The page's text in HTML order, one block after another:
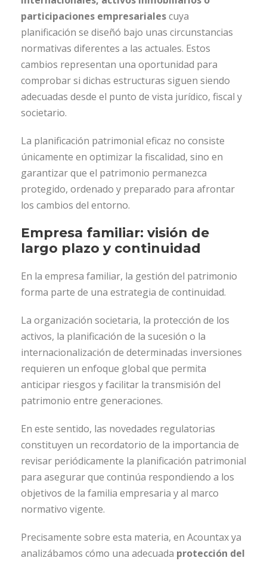
participaciones empresarialescuya
planificación se diseñó bajo unas circunstancias
normativas diferentes a las actuales. Estos
cambios representan una oportunidad para
comprobar si dichas estructuras siguen siendo
adecuadas desde el punto de vista jurídico, fiscal y
societario.
La planificación patrimonial eficaz no consiste
únicamente en optimizar la fiscalidad, sino en
garantizar que el patrimonio permanezca
protegido, ordenado y preparado para afrontar
los cambios del entorno.
Empresa familiar: visión de
largo plazo y continuidad
En la empresa familiar, la gestión del patrimonio
forma parte de una estrategia de continuidad.
La organización societaria, la protección de los
activos, la planificación de la sucesión o la
internacionalización de determinadas inversiones
requieren un enfoque global que permita
anticipar riesgos y facilitar la transmisión del
patrimonio entre generaciones.
En este sentido, las novedades regulatorias
constituyen un recordatorio de la importancia de
revisar periódicamente la planificación patrimonial
para asegurar que continúa respondiendo a los
objetivos de la familia empresaria y al marco
normativo vigente.
Precisamente sobre esta materia, en Acountax ya
analizábamos cómo una adecuada protección del